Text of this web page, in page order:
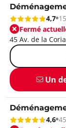
4,7
Fermé
45 Av. de la
Un
4,6